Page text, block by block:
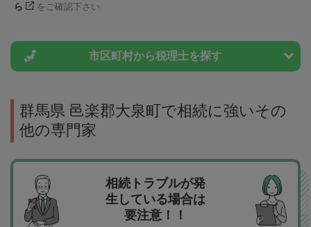
ら
をご確認下さい
市区町村から税理士を探す
群馬県 邑楽郡大泉町で相続に強いその
他の専門家
相続トラブルが発
生している場合は
要注意！！